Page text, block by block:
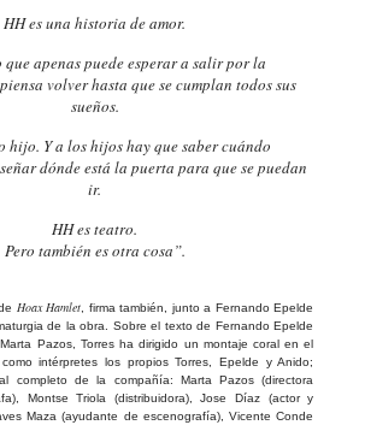
HH es una historia de amor.
que apenas puede esperar a salir por la
volver hasta que se cumplan todos sus
sueños.
hijo. Y a los hijos hay que saber cuándo
dónde está la puerta para que se puedan
ir.
HH es teatro.
Pero también es otra cosa”.
Hoax Hamlet , firma también, junto a Fernando Epelde
de la obra. Sobre el texto de Fernando Epelde
Pazos, Torres ha dirigido un montaje coral en el
intérpretes los propios Torres, Epelde y Anido;
completo de la compañía: Marta Pazos (directora
Montse Triola (distribuidora), Jose Díaz (actor y
Maza (ayudante de escenografía), Vicente Conde